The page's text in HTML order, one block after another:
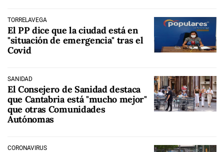
TORRELAVEGA
El PP dice que la ciudad está en
"situación de emergencia" tras el
Covid
SANIDAD
El Consejero de Sanidad destaca
que Cantabria está "mucho mejor"
que otras Comunidades
Autónomas
CORONAVIRUS